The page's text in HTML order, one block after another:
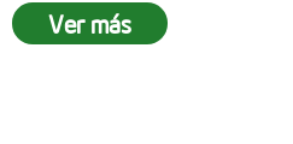
Ver más